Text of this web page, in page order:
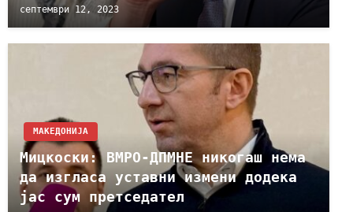
септември 12, 2023
МАКЕДОНИЈА
Мицкоски: ВМРО-ДПМНЕ никогаш нема
да изгласа уставни измени додека
јас сум претседател